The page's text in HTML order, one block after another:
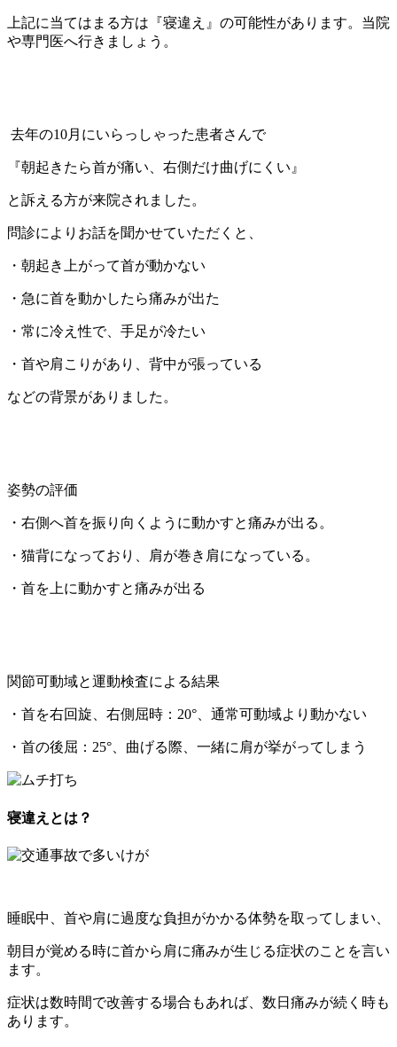
上記に当てはまる方は『寝違え』の可能性があります。当院
や専門医へ行きましょう。
去年の10月にいらっしゃった患者さんで
『朝起きたら首が痛い、右側だけ曲げにくい』
と訴える方が来院されました。
問診によりお話を聞かせていただくと、
・朝起き上がって首が動かない
・急に首を動かしたら痛みが出た
・常に冷え性で、手足が冷たい
・首や肩こりがあり、背中が張っている
などの背景がありました。
姿勢の評価
・右側へ首を振り向くように動かすと痛みが出る。
・猫背になっており、肩が巻き肩になっている。
・首を上に動かすと痛みが出る
関節可動域と運動検査による結果
・首を右回旋、右側屈時：20°、通常可動域より動かない
・首の後屈：25°、曲げる際、一緒に肩が挙がってしまう
寝違えとは？
睡眠中、首や肩に過度な負担がかかる体勢を取ってしまい、
朝目が覚める時に首から肩に痛みが生じる症状のことを言い
ます。
症状は数時間で改善する場合もあれば、数日痛みが続く時も
あります。